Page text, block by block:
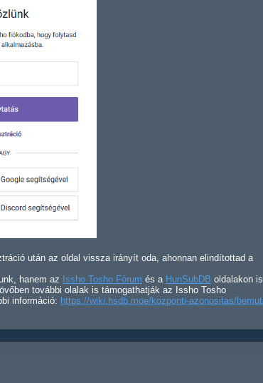
után az oldal vissza irányít oda, ahonnan elindítottad a
hanem az
Issho Tosho Fórum és a HunSubDB oldalakon is
további olalak is támogathatják az Issho Tosho
információ: https://wiki.hsdb.moe/kozponti-azonositas/